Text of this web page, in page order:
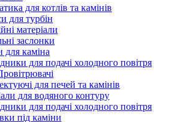
для котлів та камінів
для турбін
матеріали
заслонки
для каміна
для подачі холодного повітря
для печей та камінів
для водяного контуру
для подачі холодного повітря
під каміни